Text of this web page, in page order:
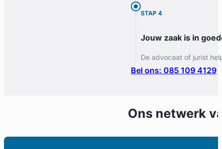
STAP 4
Jouw zaak is in
De advocaat of jurist
Bel ons: 085 109 4129
Ons netwerk